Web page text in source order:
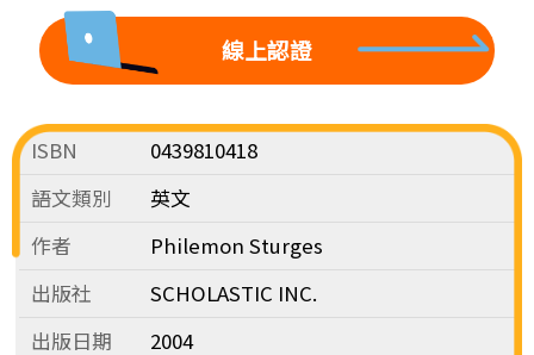
線上認證
ISBN
0439810418
語文類別
英文
作者
Philemon Sturges
出版社
SCHOLASTIC INC.
出版日期
2004